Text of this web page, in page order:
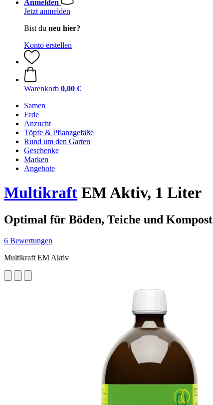
Anmelden
Jetzt anmelden
Bist du neu hier?
Konto erstellen
Warenkorb 0,00 €
Samen
Erde
Anzucht
Töpfe & Pflanzgefäße
Rund um den Garten
Geschenke
Marken
Angebote
Multikraft EM Aktiv, 1 Liter
Optimal für Böden, Teiche und Kompost
6 Bewertungen
Multikraft EM Aktiv